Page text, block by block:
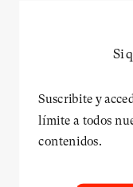
Si
Suscribite y
límite a todos
contenidos.